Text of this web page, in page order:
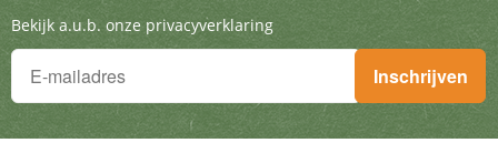
Bekijk a.u.b. onze privacyverklaring
Je wilt niets missen!
Schrijf je in voor de nieuwsbrief en ontvang geweldige
Inschrijven